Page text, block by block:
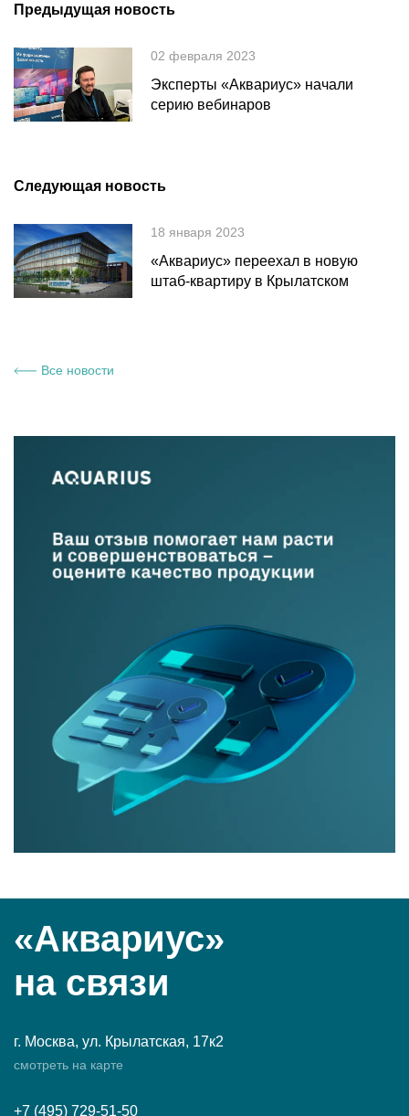
Предыдущая новость
02 февраля 2023
Эксперты «Аквариус» начали
серию вебинаров
Следующая новость
18 января 2023
«Аквариус» переехал в новую
штаб-квартиру в Крылатском
Все новости
«Аквариус»
на связи
г. Москва, ул. Крылатская, 17к2
смотреть на карте
+7 (495) 729-51-50